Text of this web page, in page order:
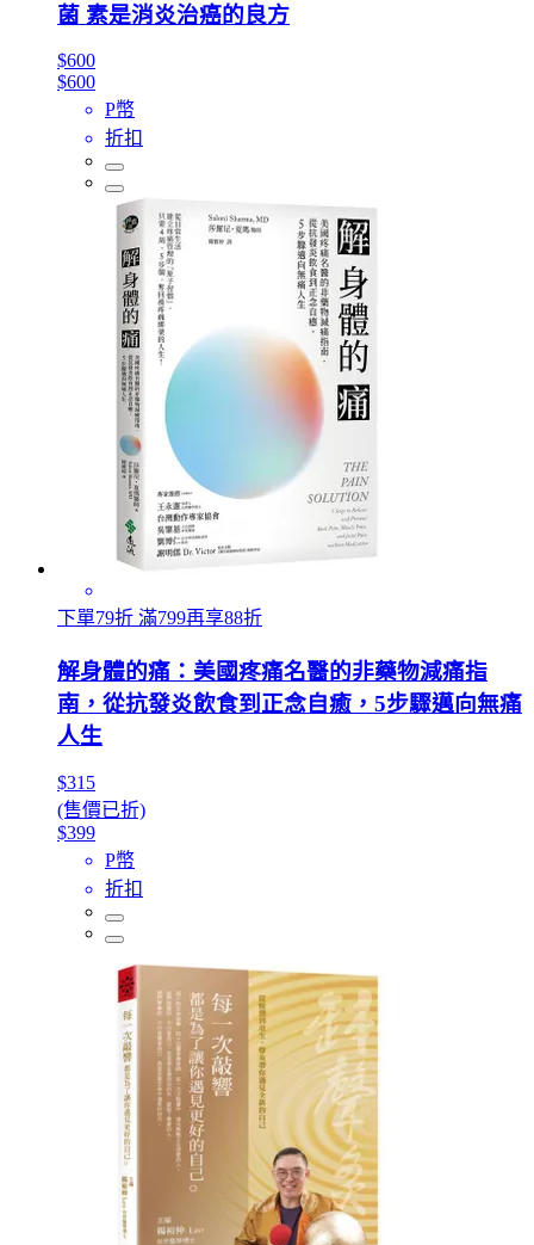
菌 素是消炎治癌的良方
$600
$600
P幣
折扣
下單79折 滿799再享88折
解身體的痛：美國疼痛名醫的非藥物減痛指
南，從抗發炎飲食到正念自癒，5步驟邁向無痛
人生
$315
(售價已折)
$399
P幣
折扣